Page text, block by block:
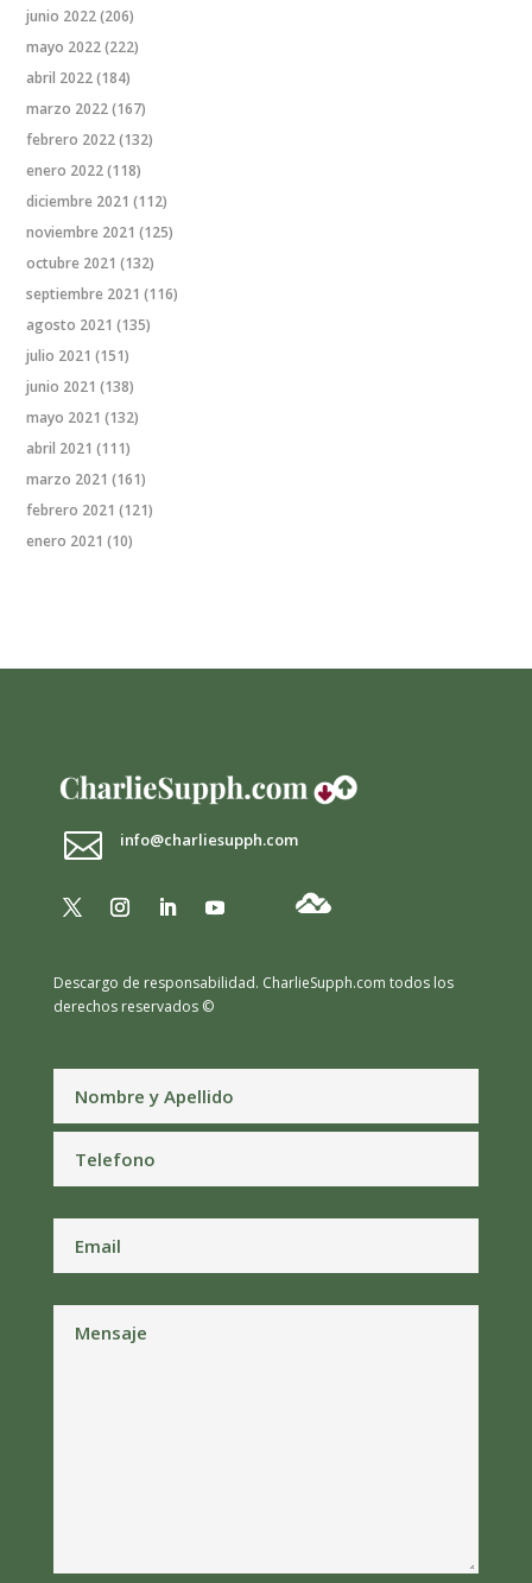
junio 2022(206)
mayo 2022(222)
abril 2022(184)
marzo 2022(167)
febrero 2022(132)
enero 2022(118)
diciembre 2021 (112)
noviembre 2021 (125)
octubre 2021 (132)
septiembre 2021 (116)
agosto 2021 (135)
julio 2021 (151)
junio 2021 (138)
mayo 2021 (132)
abril 2021 (111)
marzo 2021 (161)
febrero 2021 (121)
enero 2021 (10)
 info@charliesupph.com
Descargo de responsabilidad. CharlieSupph.com todos los
derechos reservados ©